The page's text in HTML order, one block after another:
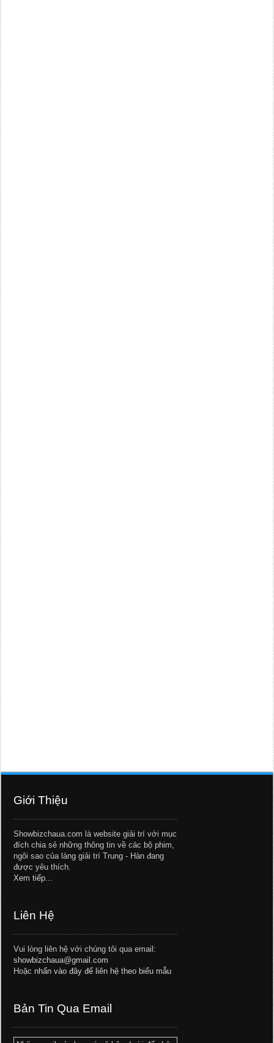
Giới Thiệu
Showbizchaua.com là website giải trí với mục
đích chia sẻ những thông tin về các bộ phim,
ngôi sao của làng giải trí Trung - Hàn đang
được yêu thích.
Xem tiếp...
Liên Hệ
Vui lòng liên hệ với chúng tôi qua email:
showbizchaua@gmail.com
Hoặc nhấn vào đây để liên hệ theo biểu mẫu
Bản Tin Qua Email